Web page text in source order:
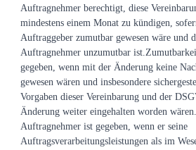
Auftragnehmer berechtigt, diese
mindestens einem Monat zu kündigen,
Auftraggeber zumutbar gewesen wäre und
Auftragnehmer unzumutbar
gegeben, wenn mit der Änderung keine
gewesen wären und insbesondere
Vorgaben dieser Vereinbarung und der
Änderung weiter eingehalten worden
Auftragnehmer ist gegeben, wenn er seine
Auftragsverarbeitungsleistungen als im